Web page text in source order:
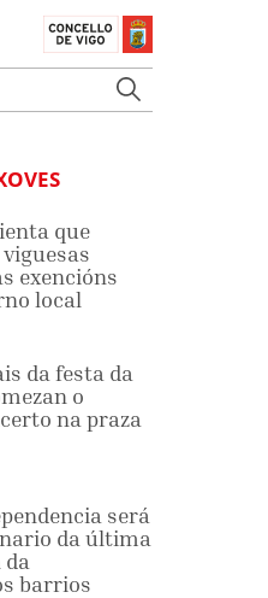
que
exencións
local
da festa da
o
na praza
será
da última
barrios